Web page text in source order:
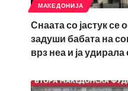
МАКЕДОНИЈА
Снаата со јастук се
задуши бабата на
врз неа и ја